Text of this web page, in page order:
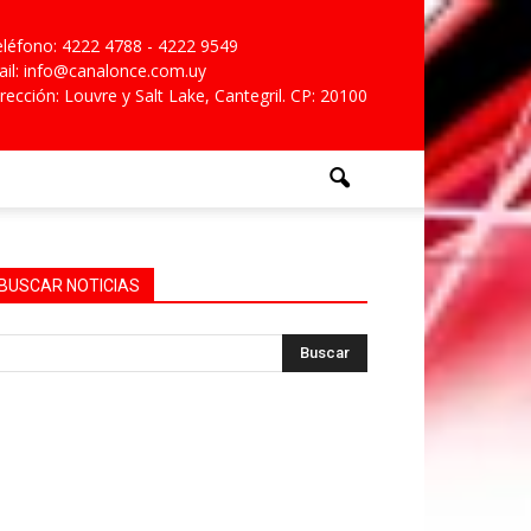
4222 4788 - 4222 9549
info@canalonce.com.uy
Louvre y Salt Lake, Cantegril. CP: 20100
NOTICIAS